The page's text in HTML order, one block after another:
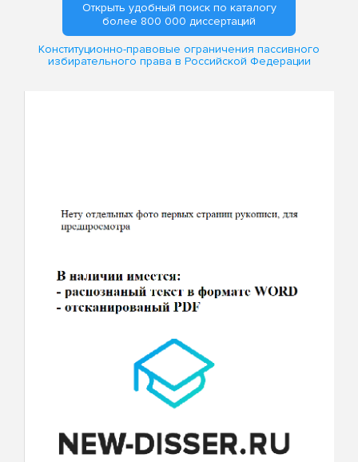
Открыть удобный поиск по каталогу
более 800 000 диссертаций
Конституционно-правовые ограничения пассивного
избирательного права в Российской Федерации